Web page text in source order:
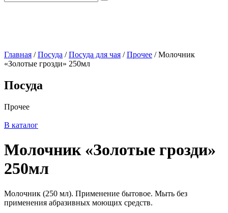
Главная /Посуда /Посуда для чая /Прочее /Молочник
«Золотые грозди» 250мл
Посуда
Прочее
В каталог
Молочник «Золотые грозди»
250мл
Молочник (250 мл). Применение бытовое. Мыть без
применения абразивных моющих средств.